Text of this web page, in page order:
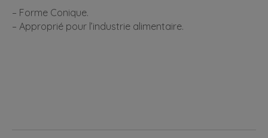
– Forme Conique.
– Approprié pour l’industrie alimentaire.